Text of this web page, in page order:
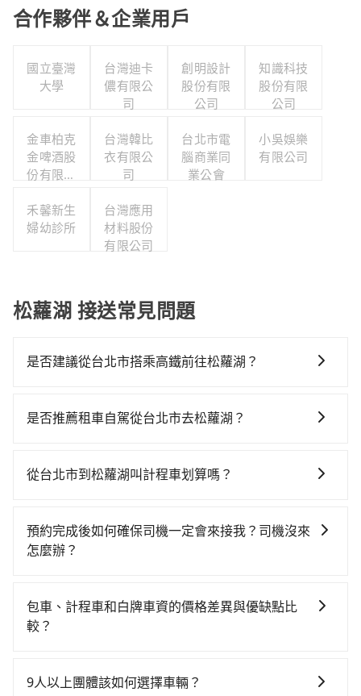
合作夥伴＆企業用戶
國立臺灣
大學
台灣迪卡
儂有限公
司
創明設計
股份有限
公司
知識科技
股份有限
公司
金車柏克
金啤酒股
份有限公
台灣韓比
衣有限公
司
台北市電
腦商業同
業公會
小吳娛樂
有限公司
禾馨新生
婦幼診所
台灣應用
材料股份
有限公司
松蘿湖 接送常見問題
是否建議從台北市搭乘高鐵前往松蘿湖？
時、轉車麻煩！台北-南港雖然一天最多時有103班車
乘公車前往台北高鐵站，接著在站內購買高鐵票、通過
港高鐵站，每人票價40元，再用10分鐘出站、等待車站
前排班的計程車，搭上小黃後約花90分鐘、車費2,200元
均每人花費為1,140元。但如果全程使用tripool並到府
專車接送，則每人平均花費約1,120元，費時1小時17分
上，現在還不馬上來預約tripool！如果你是獨自一人乘
是否推薦租車自駕從台北市去松蘿湖？
時不需要閉目養神（因為要自己開車），最重要的是你
$115~205承租小轎車，每公里再額外加收$3.2，從台北
市（中正區）到松蘿湖的花費預估為$1,200~1,750（金
用預估進去，但額外的汽車保險與可能的罰單都需自
付。再者，和運的iRent只提供最基本的車型，如Toyota
擇，而且無人租車最令人詬病的就是車況，打開車門才
從台北市到松蘿湖叫計程車划算嗎？
灣大車隊、Uber、Line Taxi、Yoxi等，如果在路邊攔不
到車，也可考慮打電話至附近的計程車隊，如北松衛星
車服務可再更便宜。但如果要考慮到回程，宜蘭縣僅有
合法計程車約750輛，數量約為台北市的2%、密度僅雙
超過四位時，叫兩輛計程車的費用就貴了，改預約一輛
預約完成後如何確保司機一定會來接我？司機沒來
怎麼辦？
派車。在出發前一天晚上八點時，會透過電子郵件與簡
訊提供司機的姓名、電話、車牌、車型等資訊，如在約
位置。但如果遇到車輛故障或者前一趟車嚴重耽誤，
包車、計程車和白牌車資的價格差異與優缺點比
較？
包車：優點是搭乘舒適可以根據自己的需求安排時間和
9人以上團體該如何選擇車輛？